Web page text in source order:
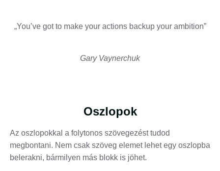
„You’ve got to make your actions backup your ambition”
Gary Vaynerchuk
Oszlopok
Az oszlopokkal a folytonos szövegezést tudod
megbontani. Nem csak szöveg elemet lehet egy oszlopba
belerakni, bármilyen más blokk is jöhet.